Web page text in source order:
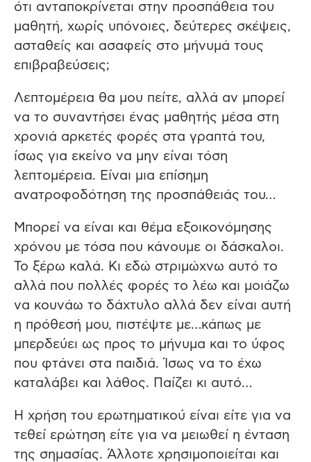
ότι ανταποκρίνεται στην προσπάθεια του
μαθητή, χωρίς υπόνοιες, δεύτερες σκέψεις,
ασταθείς και ασαφείς στο μήνυμά τους
επιβραβεύσεις;
Λεπτομέρεια θα μου πείτε, αλλά αν μπορεί
να το συναντήσει ένας μαθητής μέσα στη
χρονιά αρκετές φορές στα γραπτά του,
ίσως για εκείνο να μην είναι τόση
λεπτομέρεια. Είναι μια επίσημη
ανατροφοδότηση της προσπάθειάς του…
Μπορεί να είναι και θέμα εξοικονόμησης
χρόνου με τόσα που κάνουμε οι δάσκαλοι.
Το ξέρω καλά. Κι εδώ στριμώχνω αυτό το
αλλά που πολλές φορές το λέω και μοιάζω
να κουνάω το δάχτυλο αλλά δεν είναι αυτή
η πρόθεσή μου, πιστέψτε με…κάπως με
μπερδεύει ως προς το μήνυμα και το ύφος
που φτάνει στα παιδιά. Ίσως να το έχω
καταλάβει και λάθος. Παίζει κι αυτό…
Η χρήση του ερωτηματικού είναι είτε για να
τεθεί ερώτηση είτε για να μειωθεί η ένταση
της σημασίας. Άλλοτε χρησιμοποιείται και